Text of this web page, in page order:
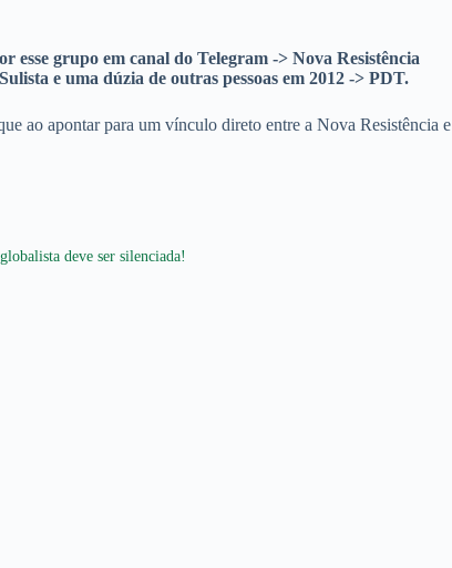
grupo em canal do Telegram -> Nova Resistência
e uma dúzia de outras pessoas em 2012 -> PDT.
ao apontar para um vínculo direto entre a Nova Resistência e
deve ser silenciada!